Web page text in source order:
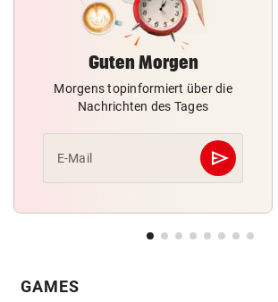
Guten Morgen
Morgens topinformiert über die
Nachrichten des Tages
E-Mail send
Abschicken
GAMES